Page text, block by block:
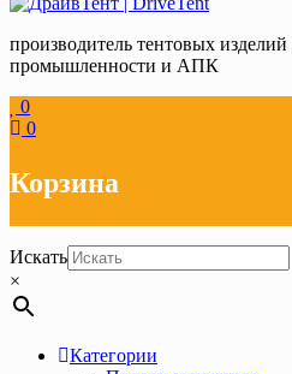
производитель тентовых изделий
промышленности и АПК
0
0
Корзина
Искать
×
Категории